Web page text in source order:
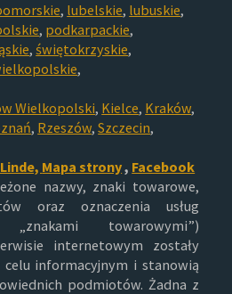
, lubelskie, lubuskie,
, podkarpackie,
,świętokrzyskie,
,
Wielkopolski, Kielce, Kraków,
, Rzeszów,Szczecin,
Mapa strony, Facebook
nazwy, znaki towarowe,
oraz oznaczenia usług
„znakami towarowymi”)
internetowym zostały
informacyjnym i stanowią
podmiotów. Żadna z